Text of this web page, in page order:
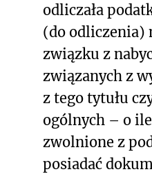
odliczała
(do odliczenia)
związku z
związanych z
z tego tytułu
ogólnych – o
zwolnione z
posiadać